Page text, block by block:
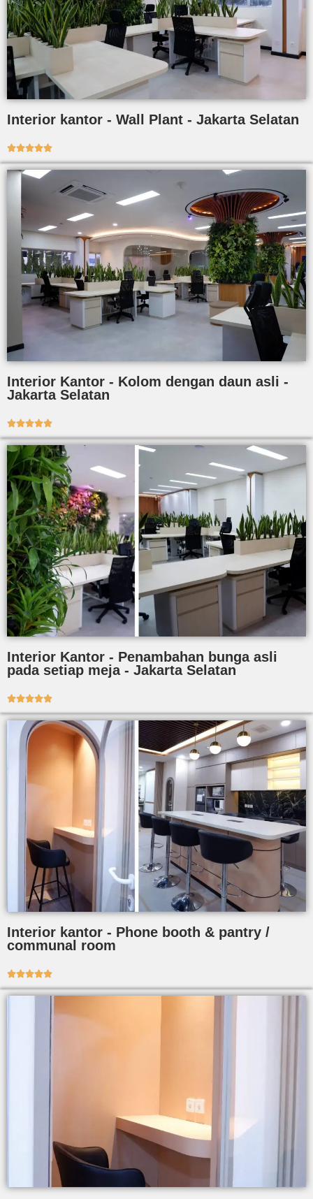
Interior kantor - Wall Plant - Jakarta Selatan

Interior Kantor - Kolom dengan daun asli -
Jakarta Selatan

Interior Kantor - Penambahan bunga asli
pada setiap meja - Jakarta Selatan

Interior kantor - Phone booth & pantry /
communal room
